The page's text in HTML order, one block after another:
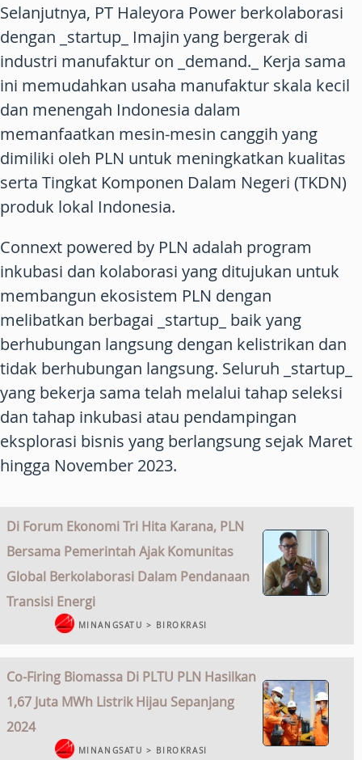
Selanjutnya, PT Haleyora Power berkolaborasi
dengan _startup_ Imajin yang bergerak di
industri manufaktur on _demand._ Kerja sama
ini memudahkan usaha manufaktur skala kecil
dan menengah Indonesia dalam
memanfaatkan mesin-mesin canggih yang
dimiliki oleh PLN untuk meningkatkan kualitas
serta Tingkat Komponen Dalam Negeri (TKDN)
produk lokal Indonesia.
Connext powered by PLN adalah program
inkubasi dan kolaborasi yang ditujukan untuk
membangun ekosistem PLN dengan
melibatkan berbagai _startup_ baik yang
berhubungan langsung dengan kelistrikan dan
tidak berhubungan langsung. Seluruh _startup_
yang bekerja sama telah melalui tahap seleksi
dan tahap inkubasi atau pendampingan
eksplorasi bisnis yang berlangsung sejak Maret
hingga November 2023.
Di Forum Ekonomi Tri Hita Karana, PLN
Bersama Pemerintah Ajak Komunitas
Global Berkolaborasi Dalam Pendanaan
Transisi Energi
MINANGSATU > BIROKRASI
Co-Firing Biomassa Di PLTU PLN Hasilkan
1,67 Juta MWh Listrik Hijau Sepanjang
2024
MINANGSATU > BIROKRASI